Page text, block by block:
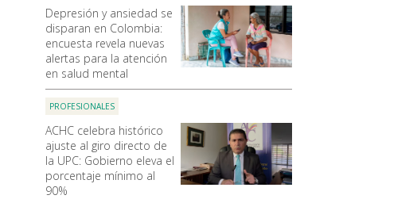
Depresión y ansiedad se
disparan en Colombia:
encuesta revela nuevas
alertas para la atención
en salud mental
PROFESIONALES
ACHC celebra histórico
ajuste al giro directo de
la UPC: Gobierno eleva el
porcentaje mínimo al
90%